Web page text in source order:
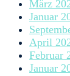
März
Januar
April
Februar
Januar